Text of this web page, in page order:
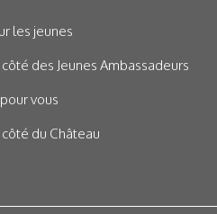
les jeunes
côté des Jeunes Ambassadeurs
vous
côté du Château